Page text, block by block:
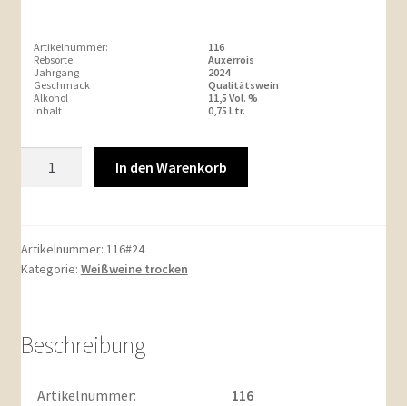
Artikelnummer:
116
Rebsorte
Auxerrois
Jahrgang
2024
Geschmack
Qualitätswein
Alkohol
11,5 Vol. %
Inhalt
0,75 Ltr.
Obere
Heimbach
trocken
In den Warenkorb
Artikelnummer: 116#24
Kategorie: Weißweine trocken
Beschreibung
Artikelnummer:
116